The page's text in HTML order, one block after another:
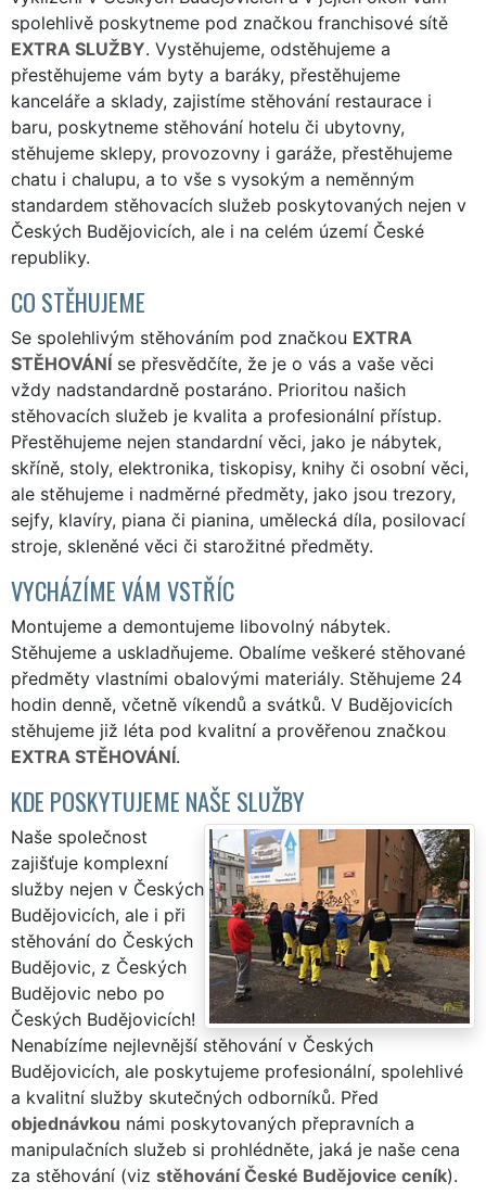
spolehlivě poskytneme pod značkou franchisové sítě
EXTRA SLUŽBY. Vystěhujeme, odstěhujeme a
přestěhujeme vám byty a baráky, přestěhujeme
kanceláře a sklady, zajistíme stěhování restaurace i
baru, poskytneme stěhování hotelu či ubytovny,
stěhujeme sklepy, provozovny i garáže, přestěhujeme
chatu i chalupu, a to vše s vysokým a neměnným
standardem stěhovacích služeb poskytovaných nejen v
Českých Budějovicích, ale i na celém území České
republiky.
CO STĚHUJEME
Se spolehlivým stěhováním pod značkou EXTRA
STĚHOVÁNÍ se přesvědčíte, že je o vás a vaše věci
vždy nadstandardně postaráno. Prioritou našich
stěhovacích služeb je kvalita a profesionální přístup.
Přestěhujeme nejen standardní věci, jako je nábytek,
skříně, stoly, elektronika, tiskopisy, knihy či osobní věci,
ale stěhujeme i nadměrné předměty, jako jsou trezory,
sejfy, klavíry, piana či pianina, umělecká díla, posilovací
stroje, skleněné věci či starožitné předměty.
VYCHÁZÍME VÁM VSTŘÍC
Montujeme a demontujeme libovolný nábytek.
Stěhujeme a uskladňujeme. Obalíme veškeré stěhované
předměty vlastními obalovými materiály. Stěhujeme 24
hodin denně, včetně víkendů a svátků. V Budějovicích
stěhujeme již léta pod kvalitní a prověřenou značkou
EXTRA STĚHOVÁNÍ.
KDE POSKYTUJEME NAŠE SLUŽBY
Naše společnost
zajišťuje komplexní
služby nejen v Českých
Budějovicích, ale i při
stěhování do Českých
Budějovic, z Českých
Budějovic nebo po
Českých Budějovicích!
Nenabízíme nejlevnější stěhování v Českých
Budějovicích, ale poskytujeme profesionální, spolehlivé
a kvalitní služby skutečných odborníků. Před
objednávkou námi poskytovaných přepravních a
manipulačních služeb si prohlédněte, jaká je naše cena
za stěhování (viz stěhování České Budějovice ceník).